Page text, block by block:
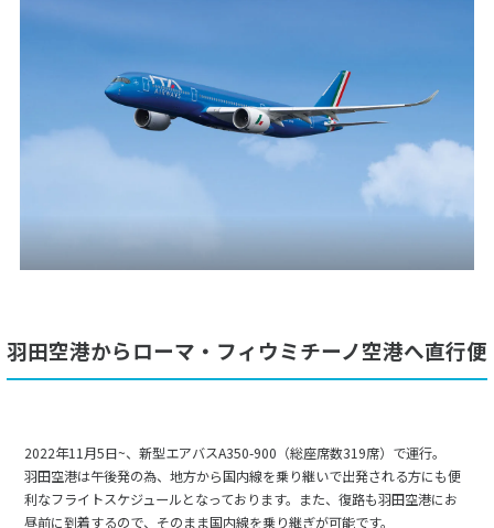
羽田空港からローマ・フィウミチーノ空港へ直行便
2022年11月5日~、新型エアバスA350-900（総座席数319席）で運行。
羽田空港は午後発の為、地方から国内線を乗り継いで出発される方にも便
利なフライトスケジュールとなっております。また、復路も羽田空港にお
昼前に到着するので、そのまま国内線を乗り継ぎが可能です。